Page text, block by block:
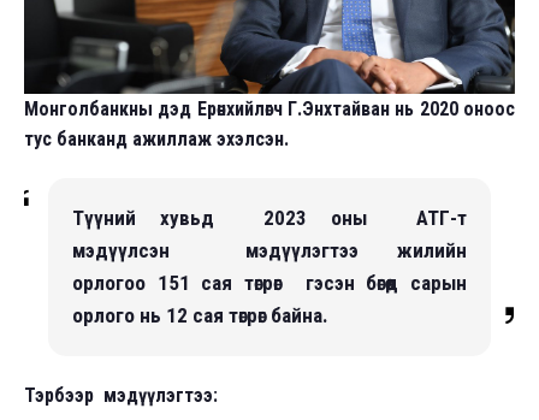
Монголбанкны дэд Ерөнхийлөгч Г.Энхтайван нь 2020 оноос
тус банканд ажиллаж эхэлсэн.
Түүний хувьд 2023 оны АТГ-т
мэдүүлсэн мэдүүлэгтээ жилийн
орлогоо 151 сая төгрөг гэсэн бөгөөд сарын
орлого нь 12 сая төгрөг байна.
Тэрбээр мэдүүлэгтээ: